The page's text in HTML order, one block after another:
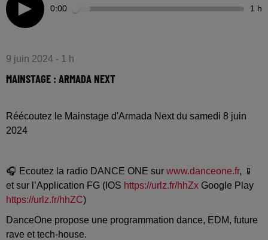
0:00 1 h
9 juin 2024 - 1 h
MAINSTAGE : ARMADA NEXT
Réécoutez le Mainstage d'Armada Next du samedi 8 juin
2024
🎧 Ecoutez la radio DANCE ONE sur www.danceone.fr, 📱
et sur l’Application FG (IOS https://urlz.fr/hhZx Google Play
https://urlz.fr/hhZC)
DanceOne propose une programmation dance, EDM, future
rave et tech-house.